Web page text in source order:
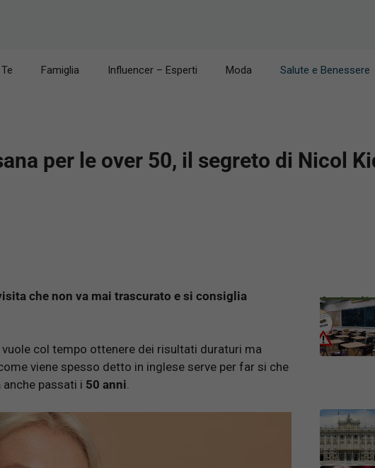
Famiglia Influencer – Esperti Moda Salute e Benessere
per le over 50, il segreto di Nicol
che non va mai trascurato e si consiglia
col tempo ottenere dei risultati duraturi ma
viene spesso detto in inglese serve per far si che
anche passati i 50 anni.
Articoli